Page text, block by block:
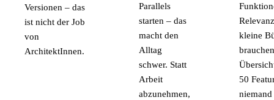
Versionen – das
ist nicht der Job
von
ArchitektInnen.
Parallels
starten – das
macht den
Alltag
schwer. Statt
Arbeit
abzunehmen,
kleine
brauchen
50